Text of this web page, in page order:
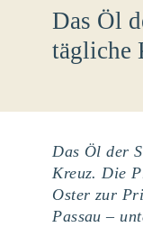
Das Öl
tägliche
Das Öl der
Kreuz. Die
Oster zur
Passau –